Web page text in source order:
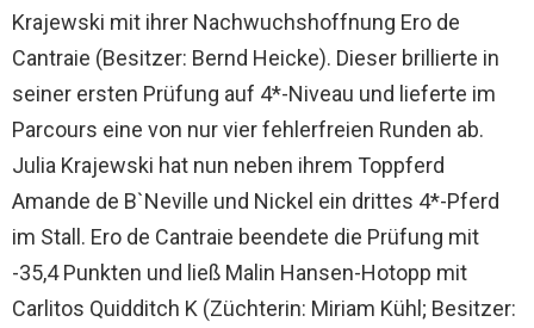
Krajewski mit ihrer Nachwuchshoffnung Ero de
Cantraie (Besitzer: Bernd Heicke). Dieser brillierte in
seiner ersten Prüfung auf 4*-Niveau und lieferte im
Parcours eine von nur vier fehlerfreien Runden ab.
Julia Krajewski hat nun neben ihrem Toppferd
Amande de B`Neville und Nickel ein drittes 4*-Pferd
im Stall. Ero de Cantraie beendete die Prüfung mit
-35,4 Punkten und ließ Malin Hansen-Hotopp mit
Carlitos Quidditch K (Züchterin: Miriam Kühl; Besitzer: